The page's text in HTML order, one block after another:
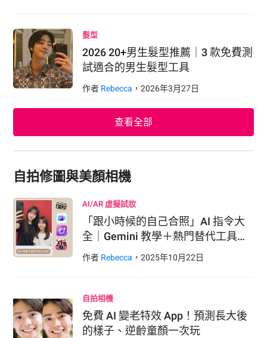
髮型
2026 20+男生髮型推薦｜3 款免費測
試適合的男生髮型工具
作者 Rebecca ，2026年3月27日
查看全部
自拍修圖與美顏相機
AI/AR 虛擬試妝
「跟小時候的自己合照」AI 指令大
全｜Gemini 教學＋熱門替代工具…
作者 Rebecca ，2025年10月22日
自拍相機
免費 AI 變老特效 App！預測長大後
的樣子、逆齡童顏一次玩